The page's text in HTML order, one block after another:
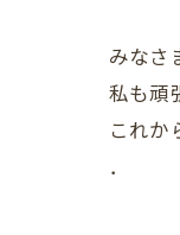
みなさ
私も頑
これか
．